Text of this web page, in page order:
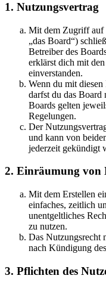
1. Nutzungsvertrag
Mit dem Zugriff auf
„das Board“)
Betreiber des
erklärst dich mit
einverstanden.
Wenn du mit
darfst du das
Boards gelten
Regelungen.
Der
und kann von
jederzeit gekündigt
2. Einräumung von
Mit dem Erstellen
einfaches, zeitlich
unentgeltliches
zu nutzen.
Das Nutzungsrecht
nach Kündigung
3. Pflichten des